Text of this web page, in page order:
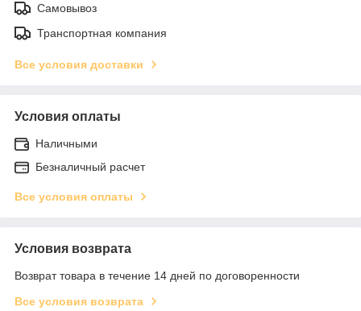
Самовывоз
Транспортная компания
Все условия доставки
Условия оплаты
Наличными
Безналичный расчет
Все условия оплаты
Условия возврата
Возврат товара в течение 14 дней по договоренности
Все условия возврата